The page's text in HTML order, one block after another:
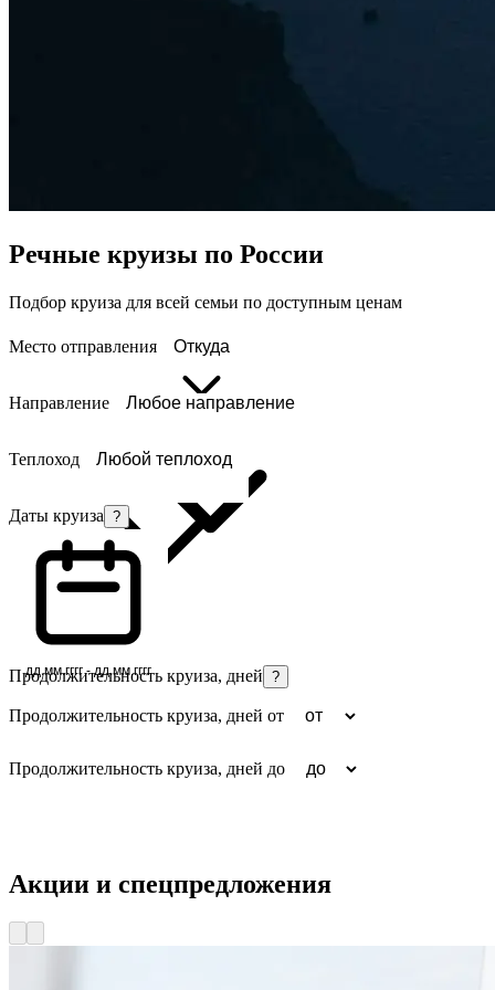
Речные круизы по России
Подбор круиза для всей семьи по доступным ценам
Место отправления Откуда
Направление Любое направление
Теплоход Любой теплоход
Даты круиза ?
дд.мм.гггг - дд.мм.гггг
Продолжительность круиза, дней ?
Продолжительность круиза, дней от
Продолжительность круиза, дней до
Акции и спецпредложения